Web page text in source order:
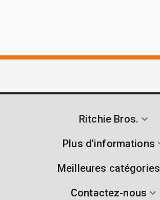
Ritchie Bros.
Plus d'informations
Meilleures catégories
Contactez-nous